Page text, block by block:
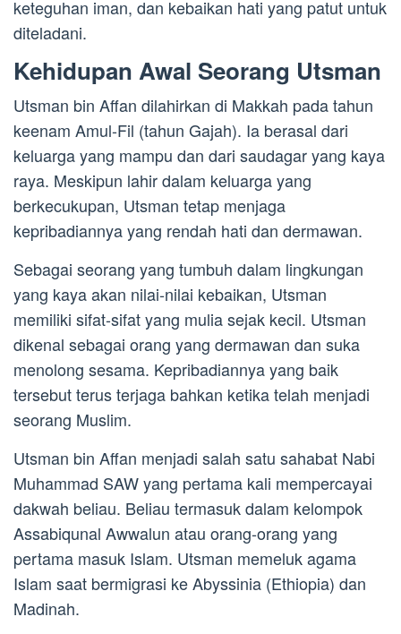
keteguhan iman, dan kebaikan hati yang patut untuk
diteladani.
Kehidupan Awal Seorang Utsman
Utsman bin Affan dilahirkan di Makkah pada tahun
keenam Amul-Fil (tahun Gajah). Ia berasal dari
keluarga yang mampu dan dari saudagar yang kaya
raya. Meskipun lahir dalam keluarga yang
berkecukupan, Utsman tetap menjaga
kepribadiannya yang rendah hati dan dermawan.
Sebagai seorang yang tumbuh dalam lingkungan
yang kaya akan nilai-nilai kebaikan, Utsman
memiliki sifat-sifat yang mulia sejak kecil. Utsman
dikenal sebagai orang yang dermawan dan suka
menolong sesama. Kepribadiannya yang baik
tersebut terus terjaga bahkan ketika telah menjadi
seorang Muslim.
Utsman bin Affan menjadi salah satu sahabat Nabi
Muhammad SAW yang pertama kali mempercayai
dakwah beliau. Beliau termasuk dalam kelompok
Assabiqunal Awwalun atau orang-orang yang
pertama masuk Islam. Utsman memeluk agama
Islam saat bermigrasi ke Abyssinia (Ethiopia) dan
Madinah.